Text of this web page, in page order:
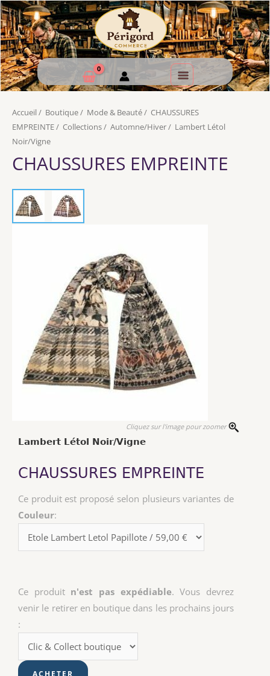
Accueil / Boutique/ Mode & Beauté/ CHAUSSURES
EMPREINTE/ Collections/ Automne/Hiver/ Lambert Létol
Noir/Vigne
CHAUSSURES EMPREINTE
Cliquez sur l'image pour zoomer
Lambert Létol Noir/Vigne
CHAUSSURES EMPREINTE
Ce produit est proposé selon plusieurs variantes de
Couleur:
Ce produit n'est pas expédiable. Vous devrez
venir le retirer en boutique dans les prochains jours
: